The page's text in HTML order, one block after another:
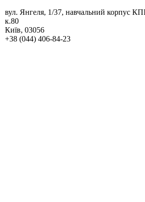
вул. Янгеля, 1/37, навчальний корпус
к.80
Київ, 03056
+38 (044) 406-84-23